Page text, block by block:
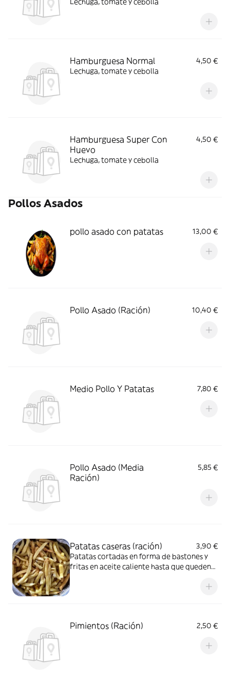
Hamburguesa Normal
4,50 €
Lechuga, tomate y cebolla
Hamburguesa Super Con
Huevo
4,50 €
Lechuga, tomate y cebolla
Pollos Asados
pollo asado con patatas 13,00 €
Pollo Asado (Ración) 10,40 €
Medio Pollo Y Patatas 7,80 €
Pollo Asado (Media
Ración)
5,85 €
Patatas caseras (ración)
3,90 €
Patatas cortadas en forma de bastones y
fritas en aceite caliente hasta que queden
Pimientos (Ración) 2,50 €